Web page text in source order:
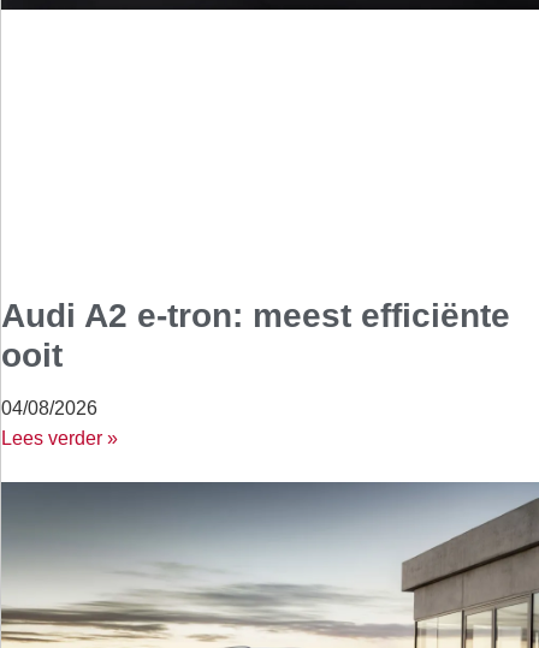
Audi A2 e-tron: meest efficiënte
ooit
04/08/2026
Lees verder »